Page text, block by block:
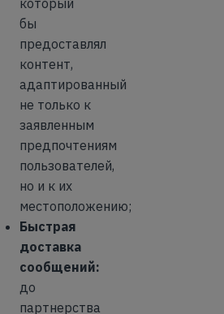
который
бы
предоставлял
контент,
адаптированный
не только к
заявленным
предпочтениям
пользователей,
но и к их
местоположению;
Быстрая
доставка
сообщений:
до
партнерства